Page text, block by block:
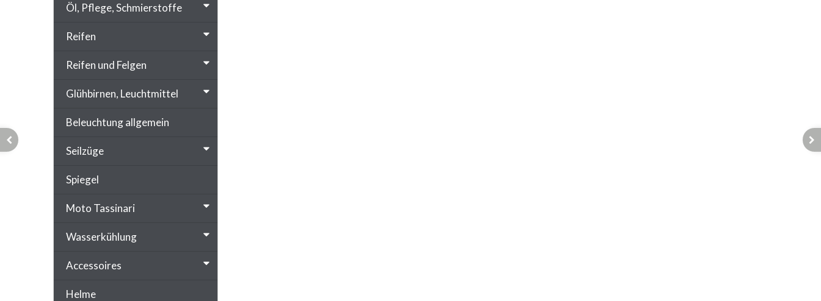
Öl, Pflege, Schmierstoffe
Reifen
Reifen und Felgen
Glühbirnen, Leuchtmittel
Beleuchtung allgemein
Seilzüge
Spiegel
Moto Tassinari
Wasserkühlung
Accessoires
Helme